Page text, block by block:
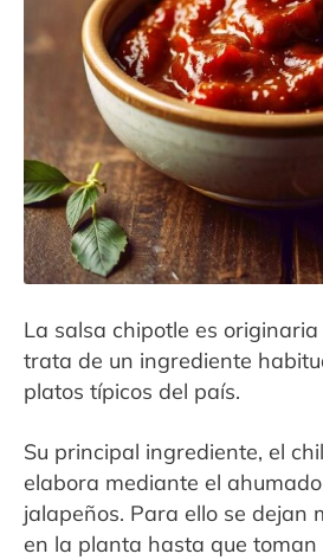
Contacto
Sala de Prensa
La salsa chipotle es originaria
trata de un ingrediente
platos típicos del país.
Su principal ingrediente, el
elabora mediante el
jalapeños. Para ello se dejan
en la planta hasta que